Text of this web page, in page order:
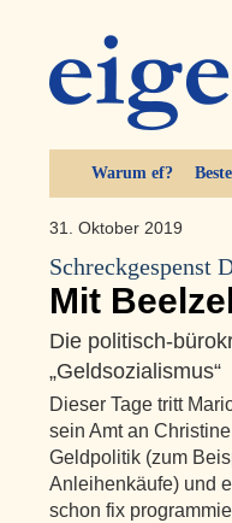
Warum ef?
31. Oktober 2019
Schreckgespenst
Mit
Die politisch-
„Geldsozialismus“
Dieser Tage tritt
sein Amt an
Geldpolitik (zum
Anleihenkäufe) und
schon fix